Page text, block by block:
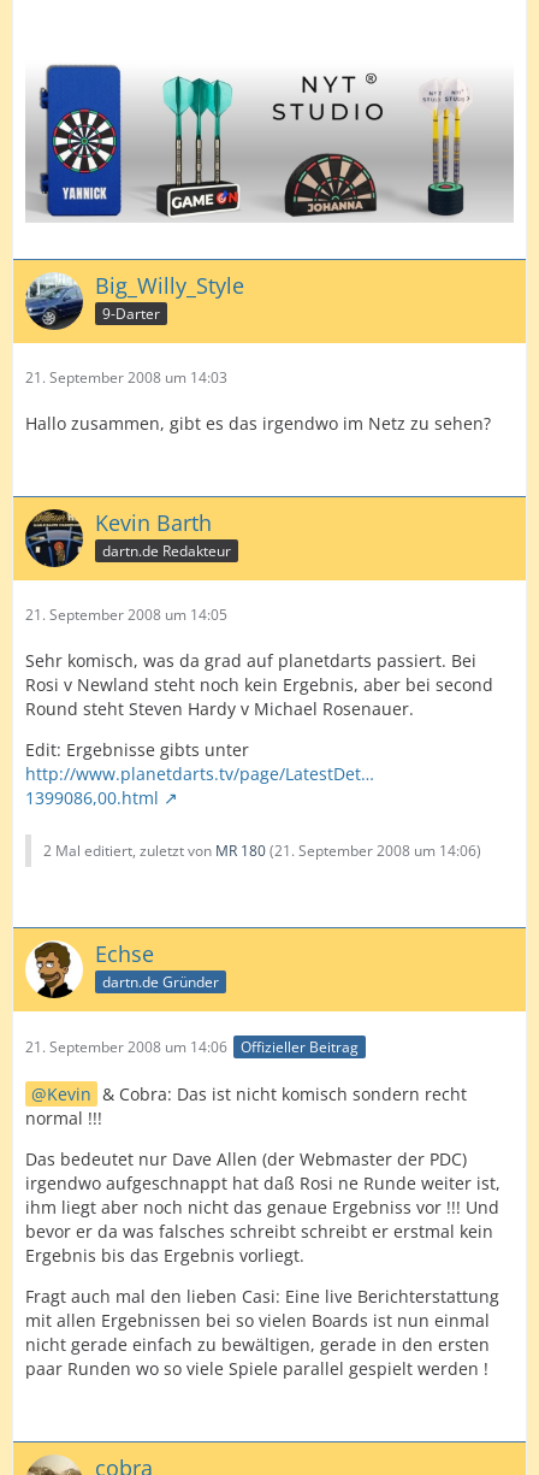
Big_Willy_Style
9-Darter
21. September 2008 um 14:03
Hallo zusammen, gibt es das irgendwo im Netz zu sehen?
Kevin Barth
dartn.de Redakteur
21. September 2008 um 14:05
Sehr komisch, was da grad auf planetdarts passiert. Bei
Rosi v Newland steht noch kein Ergebnis, aber bei second
Round steht Steven Hardy v Michael Rosenauer.
Edit: Ergebnisse gibts unter
http://www.planetdarts.tv/page/LatestDet…
1399086,00.html
2 Mal editiert, zuletzt von MR 180(21. September 2008 um 14:06)
Echse
dartn.de Gründer
21. September 2008 um 14:06 Offizieller Beitrag
Kevin & Cobra: Das ist nicht komisch sondern recht
normal !!!
Das bedeutet nur Dave Allen (der Webmaster der PDC)
irgendwo aufgeschnappt hat daß Rosi ne Runde weiter ist,
ihm liegt aber noch nicht das genaue Ergebniss vor !!! Und
bevor er da was falsches schreibt schreibt er erstmal kein
Ergebnis bis das Ergebnis vorliegt.
Fragt auch mal den lieben Casi: Eine live Berichterstattung
mit allen Ergebnissen bei so vielen Boards ist nun einmal
nicht gerade einfach zu bewältigen, gerade in den ersten
paar Runden wo so viele Spiele parallel gespielt werden !
cobra